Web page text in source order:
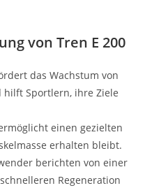
von Tren E 200
das Wachstum von
hilft Sportlern, ihre Ziele
einen gezielten
erhalten bleibt.
berichten von einer
Regeneration